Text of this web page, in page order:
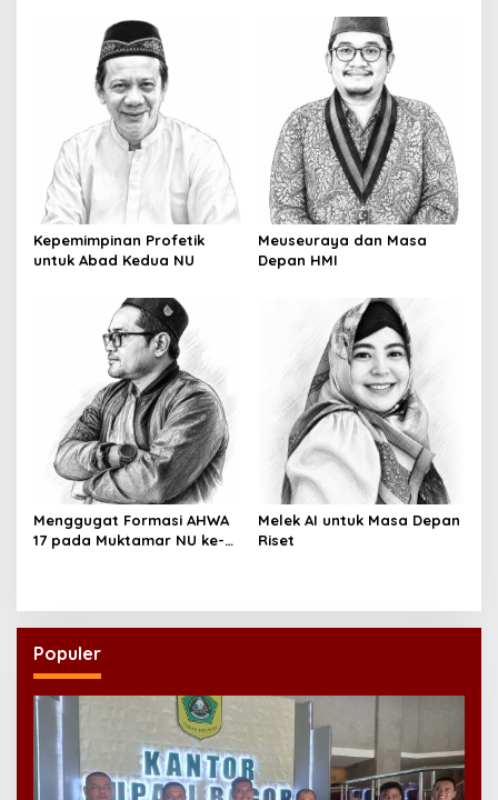
Kepemimpinan Profetik
untuk Abad Kedua NU
Meuseuraya dan Masa
Depan HMI
Menggugat Formasi AHWA
17 pada Muktamar NU ke-
Melek AI untuk Masa Depan
Riset
Populer